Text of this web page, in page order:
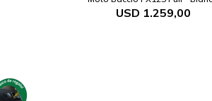
USD 1.259,00